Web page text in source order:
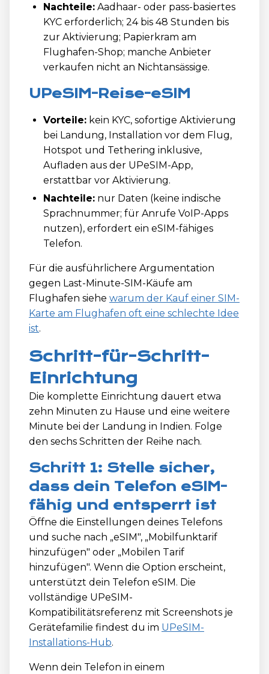
Nachteile: Aadhaar- oder pass-basiertes
KYC erforderlich; 24 bis 48 Stunden bis
zur Aktivierung; Papierkram am
Flughafen-Shop; manche Anbieter
verkaufen nicht an Nichtansässige.
UPeSIM-Reise-eSIM
Vorteile: kein KYC, sofortige Aktivierung
bei Landung, Installation vor dem Flug,
Hotspot und Tethering inklusive,
Aufladen aus der UPeSIM-App,
erstattbar vor Aktivierung.
Nachteile: nur Daten (keine indische
Sprachnummer; für Anrufe VoIP-Apps
nutzen), erfordert ein eSIM-fähiges
Telefon.
Für die ausführlichere Argumentation
gegen Last-Minute-SIM-Käufe am
Flughafen siehe warum der Kauf einer SIM-
Karte am Flughafen oft eine schlechte Idee
ist.
Schritt-für-Schritt-
Einrichtung
Die komplette Einrichtung dauert etwa
zehn Minuten zu Hause und eine weitere
Minute bei der Landung in Indien. Folge
den sechs Schritten der Reihe nach.
Schritt 1: Stelle sicher,
dass dein Telefon eSIM-
fähig und entsperrt ist
Öffne die Einstellungen deines Telefons
und suche nach „eSIM", „Mobilfunktarif
hinzufügen" oder „Mobilen Tarif
hinzufügen". Wenn die Option erscheint,
unterstützt dein Telefon eSIM. Die
vollständige UPeSIM-
Kompatibilitätsreferenz mit Screenshots je
Gerätefamilie findest du im UPeSIM-
Installations-Hub.
Wenn dein Telefon in einem